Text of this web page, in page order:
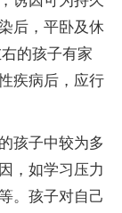
后，平卧及休
的孩子有家
疾病后，应行
孩子中较为多
，如学习压力
。孩子对自己